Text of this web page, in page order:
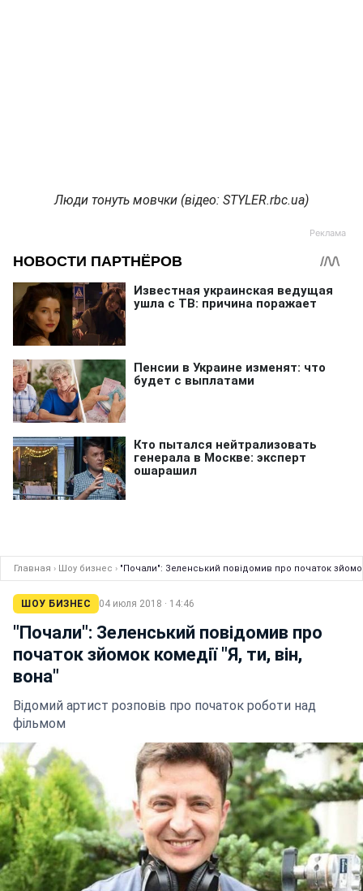
Люди тонуть мовчки (відео: STYLER.rbc.ua)
Главная › Шоу бизнес › "Почали": Зеленський повідомив про початок
ШОУ БИЗНЕС 04 июля 2018 · 14:46
"Почали": Зеленський повідомив про
початок зйомок комедії "Я, ти, він,
вона"
Відомий артист розповів про початок роботи над
фільмом